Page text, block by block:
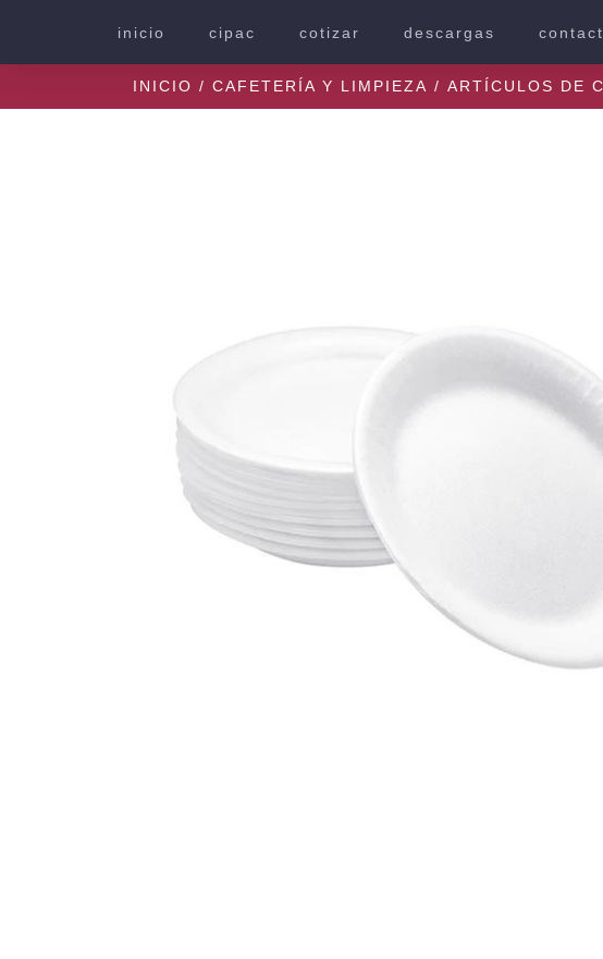
inicio cipac cotizar descargas
INICIO / CAFETERÍA Y LIMPIEZA / ARTÍCULOS DE